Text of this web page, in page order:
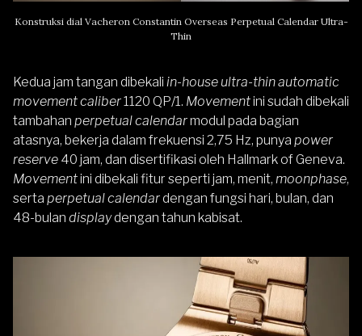
Konstruksi dial Vacheron Constantin Overseas Perpetual Calendar Ultra-
Thin
Kedua jam tangan dibekali in-house ultra-thin automatic
movement caliber1120 QP/1. Movementini sudah dibekali
tambahan perpetual calendarmodul pada bagian
atasnya, bekerja dalam frekuensi 2,75 Hz, punya power
reserve 40 jam, dan disertifikasi oleh Hallmark of Geneva.
Movementini dibekali fitur seperti jam, menit, moonphase,
serta perpetual calendardengan fungsi hari, bulan, dan
48-bulan displaydengan tahun kabisat.